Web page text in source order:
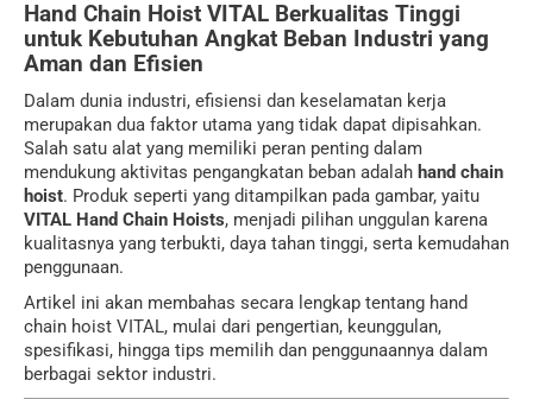
Hand Chain Hoist VITAL Berkualitas Tinggi
untuk Kebutuhan Angkat Beban Industri yang
Aman dan Efisien
Dalam dunia industri, efisiensi dan keselamatan kerja
merupakan dua faktor utama yang tidak dapat dipisahkan.
Salah satu alat yang memiliki peran penting dalam
mendukung aktivitas pengangkatan beban adalah hand chain
hoist. Produk seperti yang ditampilkan pada gambar, yaitu
VITAL Hand Chain Hoists, menjadi pilihan unggulan karena
kualitasnya yang terbukti, daya tahan tinggi, serta kemudahan
penggunaan.
Artikel ini akan membahas secara lengkap tentang hand
chain hoist VITAL, mulai dari pengertian, keunggulan,
spesifikasi, hingga tips memilih dan penggunaannya dalam
berbagai sektor industri.